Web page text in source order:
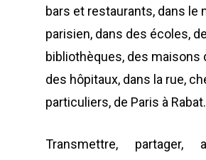
bars et restaurants, dans le
parisien, dans des écoles,
bibliothèques, des maisons
des hôpitaux, dans la rue,
particuliers, de Paris à Rabat.
Transmettre,